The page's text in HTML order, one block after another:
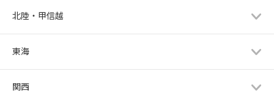
北陸・甲信越
東海
関西